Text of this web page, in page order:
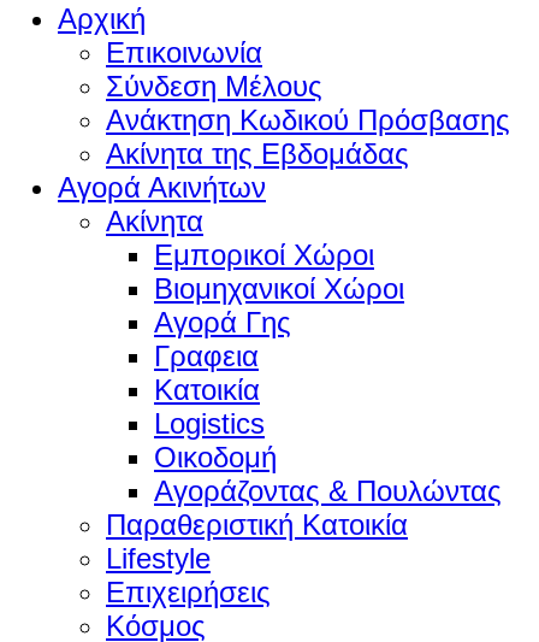
Αρχική
Επικοινωνία
Σύνδεση Μέλους
Ανάκτηση Κωδικού Πρόσβασης
Ακίνητα της Εβδομάδας
Αγορά Ακινήτων
Ακίνητα
Εμπορικοί Χώροι
Βιομηχανικοί Χώροι
Αγορά Γης
Γραφεια
Κατοικία
Logistics
Οικοδομή
Αγοράζοντας & Πουλώντας
Παραθεριστική Κατοικία
Lifestyle
Επιχειρήσεις
Κόσμος